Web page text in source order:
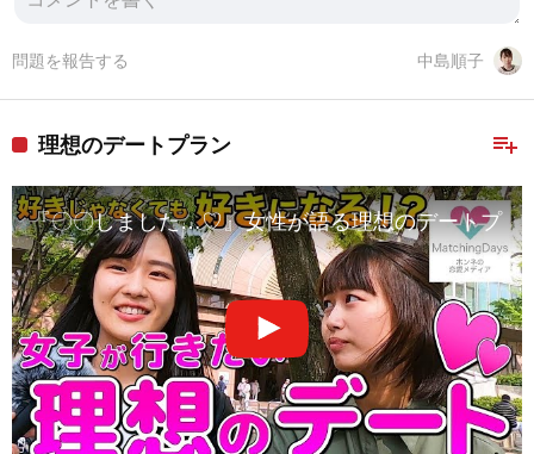
中島順子
問題を報告する
playlist_add
理想のデートプラン
『〇〇しました…♡』女性が語る理想のデートプラ